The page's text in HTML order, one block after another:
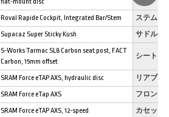
flat-mount disc
Roval Rapide Cockpit, Integrated Bar/Stem ステム
Supacaz Super Sticky Kush サドル
S-Works Tarmac SL8 Carbon seat post, FACT
Carbon, 15mm offset
シートク
SRAM Force eTAP AXS, hydraulic disc リアブレ
SRAM Force eTap AXS フロント
SRAM Force eTAP AXS, 12-speed カセット